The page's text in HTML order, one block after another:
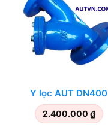
Y lọc AUT DN400
2.400.000 ₫